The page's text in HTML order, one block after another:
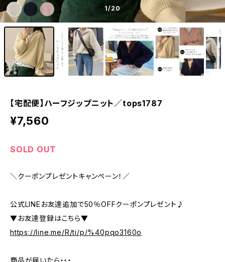
1/20
【宅配便】ハーフジップニット／tops1787
¥7,560
SOLD OUT
＼クーポンプレゼントキャンペーン！／
公式LINEお友達追加で50％OFFクーポンプレゼント♪
▼お友達登録はこちら▼
https://line.me/R/ti/p/%40pqo3160o